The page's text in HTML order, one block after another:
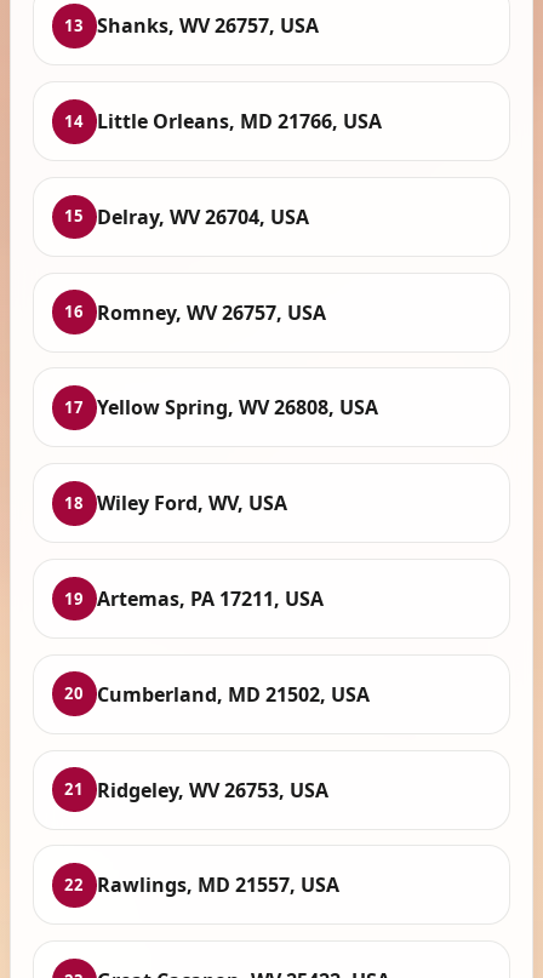
13 Shanks, WV 26757, USA
14 Little Orleans, MD 21766, USA
15 Delray, WV 26704, USA
16 Romney, WV 26757, USA
17 Yellow Spring, WV 26808, USA
18 Wiley Ford, WV, USA
19 Artemas, PA 17211, USA
20 Cumberland, MD 21502, USA
21 Ridgeley, WV 26753, USA
22 Rawlings, MD 21557, USA